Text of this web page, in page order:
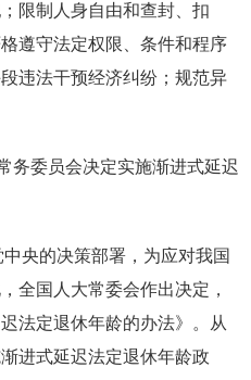
限制人身自由和查封、扣
遵守法定权限、条件和程序
违法干预经济纠纷；规范异
务委员会决定实施渐进式延迟
央的决策部署，为应对我国
全国人大常委会作出决定，
法定退休年龄的办法》。从
进式延迟法定退休年龄政